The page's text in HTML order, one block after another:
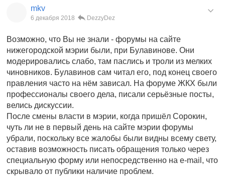
mkv
6 декабря 2018 DezzyDez
Возможно, что Вы не знали - форумы на сайте
нижегородской мэрии были, при Булавинове. Они
модерировались слабо, там паслись и троли из мелких
чиновников. Булавинов сам читал его, под конец своего
правления часто на нём зависал. На форуме ЖКХ были
профессионалы своего дела, писали серьёзные посты,
велись дискуссии.
После смены власти в мэрии, когда пришёл Сорокин,
чуть ли не в первый день на сайте мэрии форумы
убрали, поскольку все жалобы были видны всему свету,
оставив возможность писать обращения только через
специальную форму или непосредственно на e-mail, что
скрывало от публики наличие проблем.